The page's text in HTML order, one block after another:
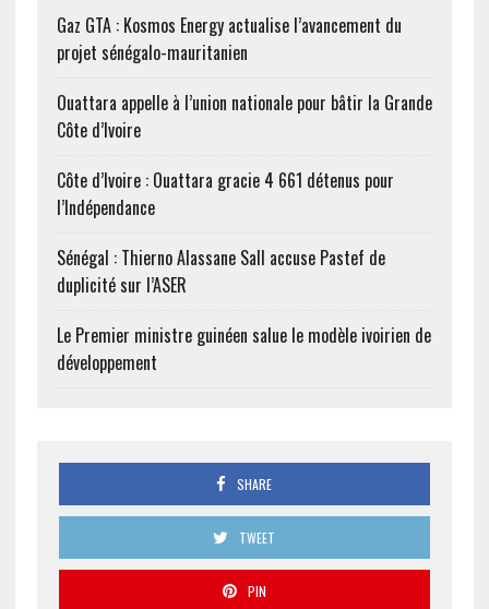
Gaz GTA : Kosmos Energy actualise l’avancement du
projet sénégalo-mauritanien
Ouattara appelle à l’union nationale pour bâtir la Grande
Côte d’Ivoire
Côte d’Ivoire : Ouattara gracie 4 661 détenus pour
l’Indépendance
Sénégal : Thierno Alassane Sall accuse Pastef de
duplicité sur l’ASER
Le Premier ministre guinéen salue le modèle ivoirien de
développement
SHARE
TWEET
PIN